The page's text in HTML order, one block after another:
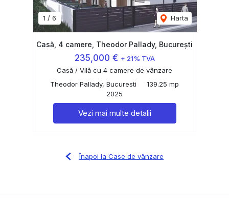
1 / 6 Harta
Casă, 4 camere, Theodor Pallady, București
235,000 € + 21% TVA
Casă / Vilă cu 4 camere de vânzare
Theodor Pallady, Bucuresti
139.25 mp
2025
Vezi mai multe detalii
Înapoi la Case de vânzare